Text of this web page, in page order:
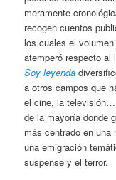
meramente
recogen cuentos
los cuales el
atemperó respecto al
Soy leyenda
a otros campos que
el cine, la televisión…
de la mayoría donde
más centrado en
una emigración
suspense y el terror.